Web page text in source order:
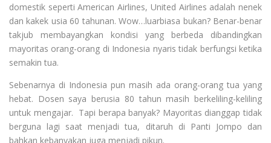
domestik seperti American Airlines, United Airlines adalah nenek
dan kakek usia 60 tahunan. Wow…luarbiasa bukan? Benar-benar
takjub membayangkan kondisi yang berbeda dibandingkan
mayoritas orang-orang di Indonesia nyaris tidak berfungsi ketika
semakin tua.
Sebenarnya di Indonesia pun masih ada orang-orang tua yang
hebat. Dosen saya berusia 80 tahun masih berkeliling-keliling
untuk mengajar. Tapi berapa banyak? Mayoritas dianggap tidak
berguna lagi saat menjadi tua, ditaruh di Panti Jompo dan
bahkan kebanyakan juga menjadi pikun.